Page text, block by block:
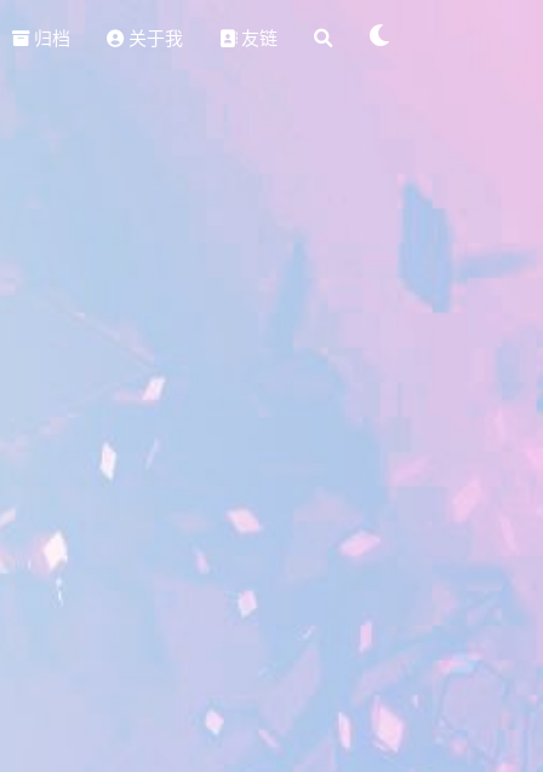
归档 关于我 友链